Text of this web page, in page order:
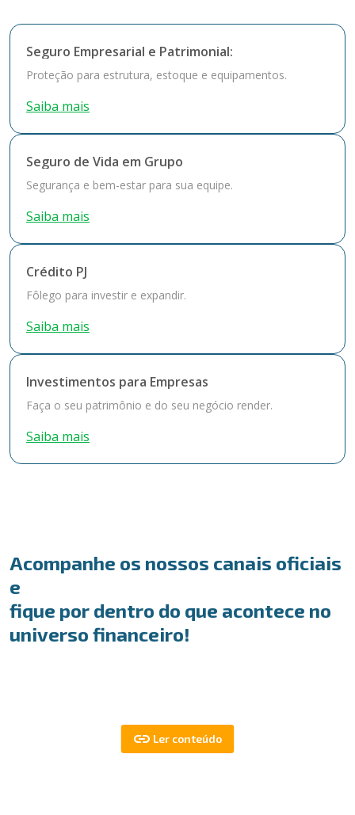
Seguro Empresarial e Patrimonial:
Proteção para estrutura, estoque e equipamentos.
Saiba mais
Seguro de Vida em Grupo
Segurança e bem-estar para sua equipe.
Saiba mais
Crédito PJ
Fôlego para investir e expandir.
Saiba mais
Investimentos para Empresas
Faça o seu patrimônio e do seu negócio render.
Saiba mais
Acompanhe os nossos canais oficiais
e
fique por dentro do que acontece no
universo financeiro!